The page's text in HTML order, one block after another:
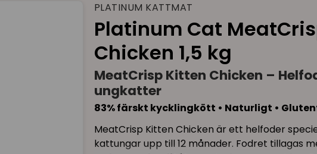
PLATINUM KATTMAT
Platinum Cat
Chicken 1,5 kg
MeatCrisp Kitten Chicken –
ungkatter
83% färskt kycklingkött • Naturligt •
MeatCrisp Kitten Chicken är ett helfoder
kattungar upp till 12 månader. Fodret tillagas